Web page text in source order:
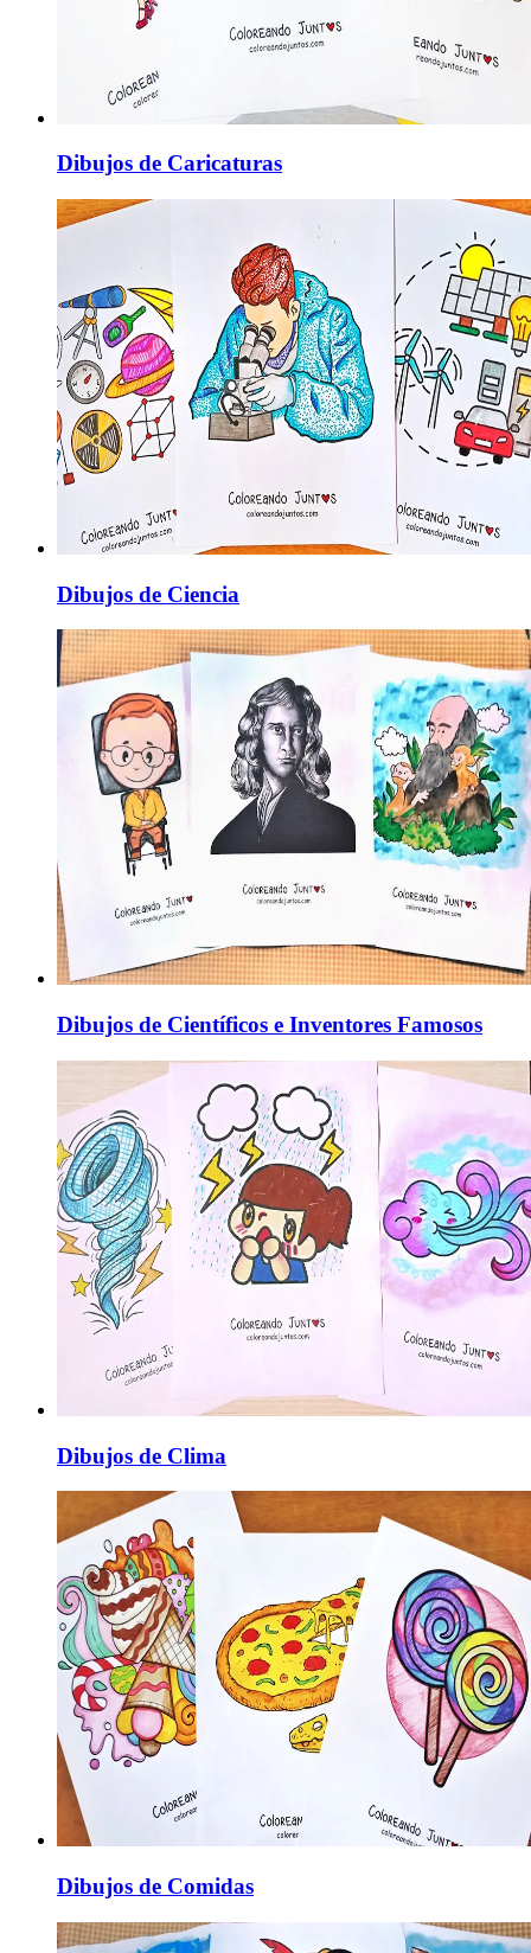
Dibujos de Caricaturas
Dibujos de Ciencia
Dibujos de Científicos e Inventores Famosos
Dibujos de Clima
Dibujos de Comidas